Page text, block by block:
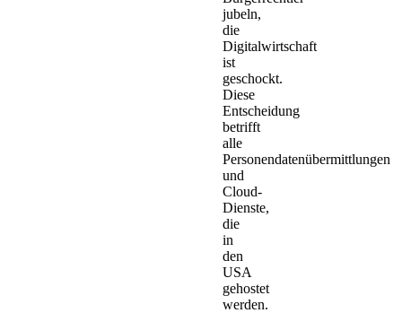
jubeln,
die
Digitalwirtschaft
ist
geschockt.
Diese
Entscheidung
betrifft
alle
Personendatenübermittlungen
und
Cloud-
Dienste,
die
in
den
USA
gehostet
werden.